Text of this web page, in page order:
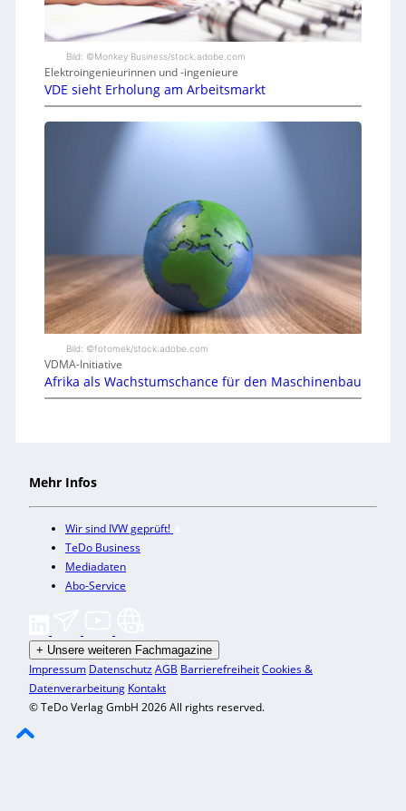
Bild: ©Monkey Business/stock.adobe.com
Elektroingenieurinnen und -ingenieure
VDE sieht Erholung am Arbeitsmarkt
Bild: ©fotomek/stock.adobe.com
VDMA-Initiative
Afrika als Wachstumschance für den Maschinenbau
Mehr Infos
Wir sind IVW geprüft!
TeDo Business
Mediadaten
Abo-Service
+ Unsere weiteren Fachmagazine
Impressum DatenschutzAGB BarrierefreiheitCookies &
Datenverarbeitung Kontakt
© TeDo Verlag GmbH 2026 All rights reserved.